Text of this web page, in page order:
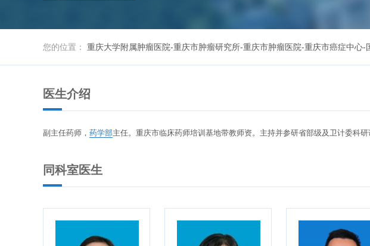
您的位置： 重庆大学附属肿瘤医院-重庆市肿瘤研究所-重庆市肿瘤医院-重庆市癌症中心-
医生介绍
副主任药师， 药学部主任。重庆市临床药师培训基地带教师资。主持并参研省部级及卫计委科研
同科室医生